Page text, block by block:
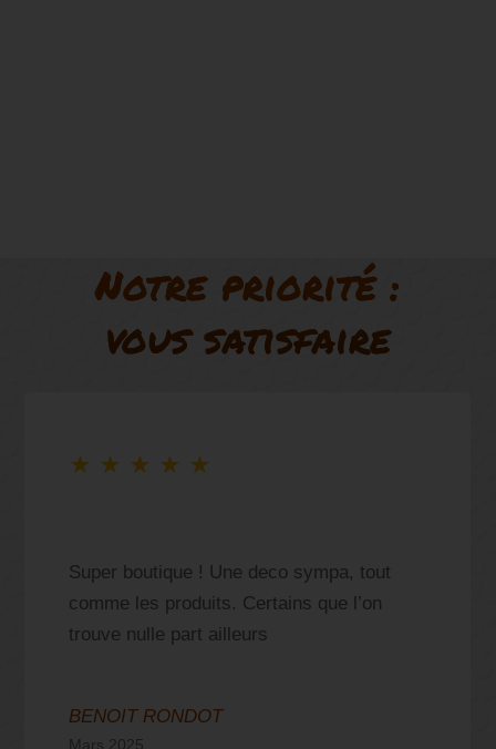
Notre priorité :
vous satisfaire
★ ★ ★ ★ ★
Super boutique ! Une deco sympa, tout
comme les produits. Certains que l’on
trouve nulle part ailleurs
BENOIT RONDOT
Mars 2025